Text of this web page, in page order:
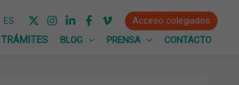
ES
Acceso colegiados
BLOG PRENSA CONTACTO